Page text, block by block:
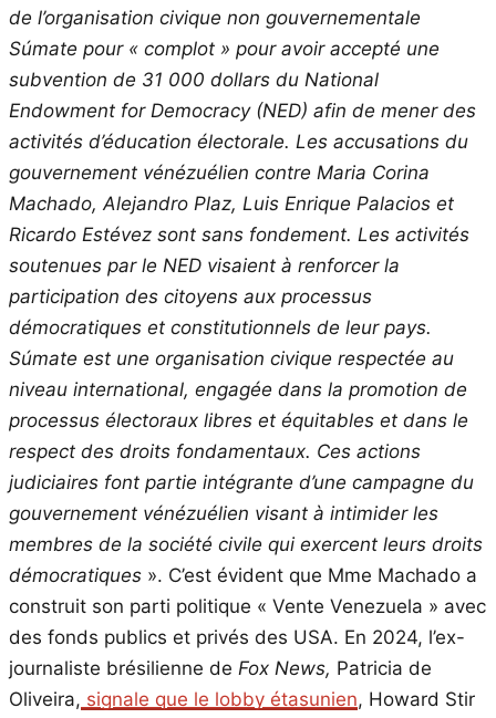
de l’organisation civique non gouvernementale
Súmate pour « complot » pour avoir accepté une
subvention de 31 000 dollars du National
Endowment for Democracy (NED) afin de mener des
activités d’éducation électorale. Les accusations du
gouvernement vénézuélien contre Maria Corina
Machado, Alejandro Plaz, Luis Enrique Palacios et
Ricardo Estévez sont sans fondement. Les activités
soutenues par le NED visaient à renforcer la
participation des citoyens aux processus
démocratiques et constitutionnels de leur pays.
Súmate est une organisation civique respectée au
niveau international, engagée dans la promotion de
processus électoraux libres et équitables et dans le
respect des droits fondamentaux. Ces actions
judiciaires font partie intégrante d’une campagne du
gouvernement vénézuélien visant à intimider les
membres de la société civile qui exercent leurs droits
démocratiques ». C’est évident que Mme Machado a
construit son parti politique « Vente Venezuela » avec
des fonds publics et privés des USA. En 2024, l’ex-
journaliste brésilienne de Fox News, Patricia de
Oliveira, signale que le lobby étasunien, Howard Stir